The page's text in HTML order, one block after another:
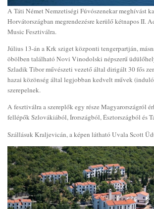
A Táti Német Nemzetiségi Fúvószenekar meghívást
Horvátországban megrendezésre kerülő kétnapos II.
Music Fesztiválra.
Július 13-án a Krk sziget központi tengerpartján,
öbölben található Novi Vinodolski népszerű
Szladik Tibor művészeti vezető által dirigált 30 fős
hazai közönség által legjobban kedvelt művek
szerepelnek.
A fesztiválra a szereplők egy része Magyarországról
fellépők Szlovákiából, Írországból, Észtországból és
Szállásuk Kraljevicán, a képen látható Uvala Scott